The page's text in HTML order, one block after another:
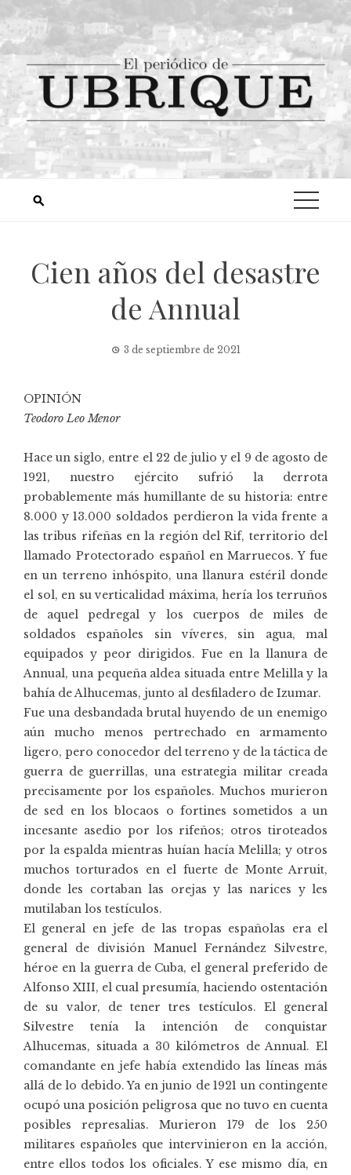
Cien años del desastre
de Annual
3 de septiembre de 2021
OPINIÓN
Teodoro Leo Menor
Hace un siglo, entre el 22 de julio y el 9 de agosto de
1921, nuestro ejército sufrió la derrota
probablemente más humillante de su historia: entre
8.000 y 13.000 soldados perdieron la vida frente a
las tribus rifeñas en la región del Rif, territorio del
llamado Protectorado español en Marruecos. Y fue
en un terreno inhóspito, una llanura estéril donde
el sol, en su verticalidad máxima, hería los terruños
de aquel pedregal y los cuerpos de miles de
soldados españoles sin víveres, sin agua, mal
equipados y peor dirigidos. Fue en la llanura de
Annual, una pequeña aldea situada entre Melilla y la
bahía de Alhucemas, junto al desfiladero de Izumar.
Fue una desbandada brutal huyendo de un enemigo
aún mucho menos pertrechado en armamento
ligero, pero conocedor del terreno y de la táctica de
guerra de guerrillas, una estrategia militar creada
precisamente por los españoles. Muchos murieron
de sed en los blocaos o fortines sometidos a un
incesante asedio por los rifeños; otros tiroteados
por la espalda mientras huían hacía Melilla; y otros
muchos torturados en el fuerte de Monte Arruit,
donde les cortaban las orejas y las narices y les
mutilaban los testículos.
El general en jefe de las tropas españolas era el
general de división Manuel Fernández Silvestre,
héroe en la guerra de Cuba, el general preferido de
Alfonso XIII, el cual presumía, haciendo ostentación
de su valor, de tener tres testículos. El general
Silvestre tenía la intención de conquistar
Alhucemas, situada a 30 kilómetros de Annual. El
comandante en jefe había extendido las líneas más
allá de lo debido. Ya en junio de 1921 un contingente
ocupó una posición peligrosa que no tuvo en cuenta
posibles represalias. Murieron 179 de los 250
militares españoles que intervinieron en la acción,
entre ellos todos los oficiales. Y ese mismo día, en